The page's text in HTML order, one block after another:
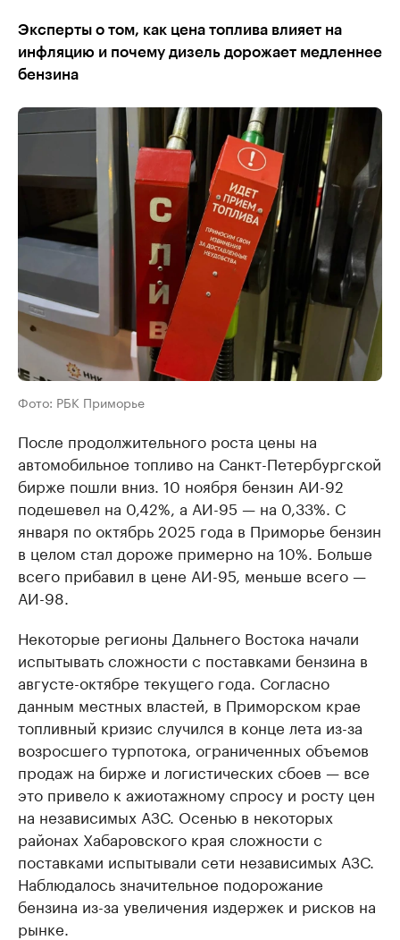
Эксперты о том, как цена топлива влияет на
инфляцию и почему дизель дорожает медленнее
бензина
Фото: РБК Приморье
После продолжительного роста цены на
автомобильное топливо на Санкт-Петербургской
бирже пошли вниз. 10 ноября бензин АИ-92
подешевел на 0,42%, а АИ-95 — на 0,33%. С
января по октябрь 2025 года в Приморье бензин
в целом стал дороже примерно на 10%. Больше
всего прибавил в цене АИ-95, меньше всего —
АИ-98.
Некоторые регионы Дальнего Востока начали
испытывать сложности с поставками бензина в
августе-октябре текущего года. Согласно
данным местных властей, в Приморском крае
топливный кризис случился в конце лета из-за
возросшего турпотока, ограниченных объемов
продаж на бирже и логистических сбоев — все
это привело к ажиотажному спросу и росту цен
на независимых АЗС. Осенью в некоторых
районах Хабаровского края сложности с
поставками испытывали сети независимых АЗС.
Наблюдалось значительное подорожание
бензина из-за увеличения издержек и рисков на
рынке.